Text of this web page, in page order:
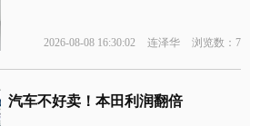
2026-08-08 16:30:02 连泽华 浏览数：7
汽车不好卖！本田利润翻倍